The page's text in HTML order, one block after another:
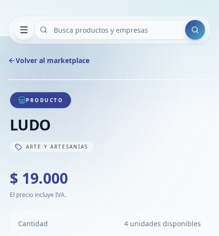
Buscar
Volver al marketplace
1/1
PRODUCTO
LUDO
ARTE Y ARTESANIAS
$ 19.000
El precio incluye IVA.
Cantidad 4 unidades disponibles